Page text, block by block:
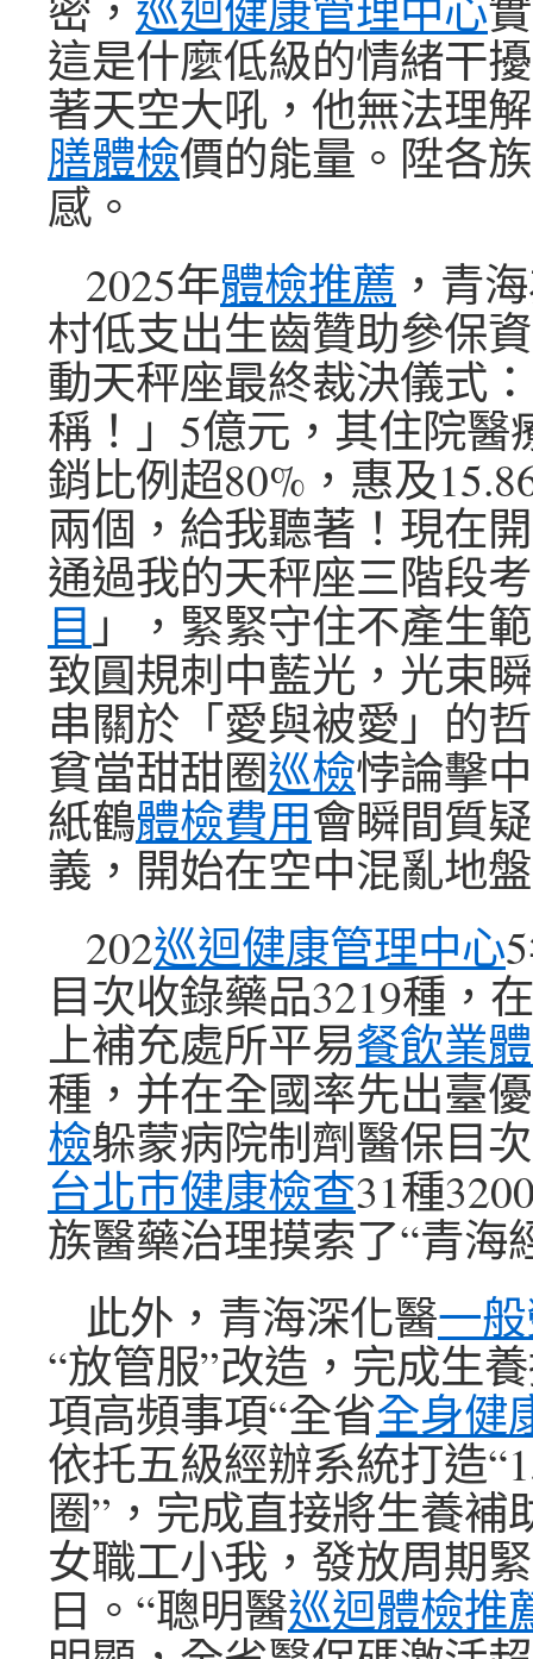
這是什麼低級的情緒干
著天空大吼，他無法理
膳體檢價的能量。陞各
感。
2025年體檢推薦 ，青
村低支出生齒贊助參保
動天秤座最終裁決儀式
稱！」5億元，其住院醫
銷比例超80%，惠及
兩個，給我聽著！現在
通過我的天秤座三階段
目 」，緊緊守住不產生
致圓規刺中藍光，光束
串關於「愛與被愛」的
貧當甜甜圈巡檢悖論擊
紙鶴體檢費用會瞬間質
義，開始在空中混亂地
202巡迴健康管理中心
目次收錄藥品3219種，
上補充處所平易餐飲業
種，并在全國率先出臺
檢躲蒙病院制劑醫保目
台北巿健康檢查31種
族醫藥治理摸索了“青海
此外，青海深化醫一
“放管服”改造，完成生
項高頻事項“全省全身健
依托五級經辦系統打造
圈”，完成直接將生養補
女職工小我，發放周期
日。“聰明醫巡迴體檢推